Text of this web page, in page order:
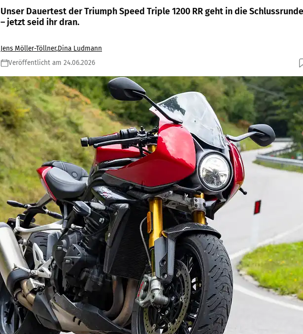
Unser Dauertest der Triumph Speed Triple 1200 RR geht in die Schlussrunde
– jetzt seid ihr dran.
Jens Möller-Töllner,Dina Ludmann
Veröffentlicht am 24.06.2026